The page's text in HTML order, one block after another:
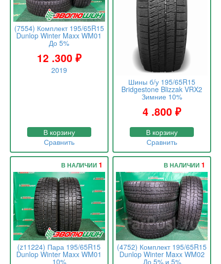
(7554) Комплект 195/65R15
Dunlop Winter Maxx WM01
До 5%
12 .300 ₽
2019
В корзину
Сравнить
Шины б/у 195/65R15
Bridgestone Blizzak VRX2
Зимние 10%
4 .800₽
В корзину
Сравнить
(z11224) Пара 195/65R15
Dunlop Winter Maxx WM01
10%
В НАЛИЧИИ 1
(4752) Комплект 195/65R15
Dunlop Winter Maxx WM02
До 5% и 5%
В НАЛИЧИИ 1